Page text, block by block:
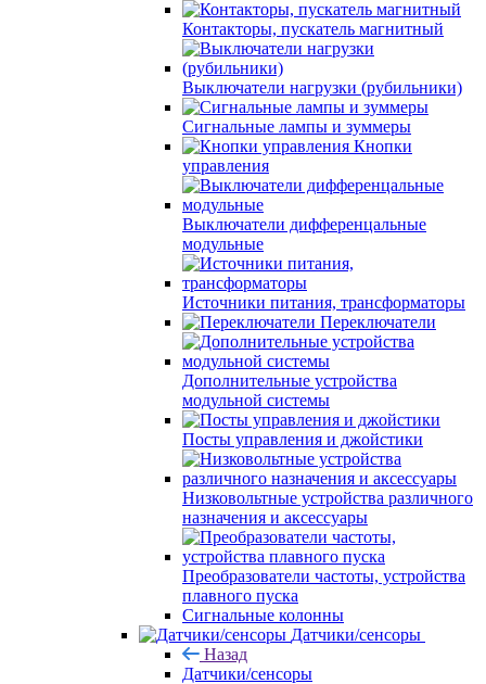
Контакторы, пускатель магнитный
Выключатели нагрузки (рубильники)
Сигнальные лампы и зуммеры
Кнопки
управления
Выключатели дифференцальные
модульные
Источники питания, трансформаторы
Переключатели
Дополнительные устройства
модульной системы
Посты управления и джойстики
Низковольтные устройства различного
назначения и аксессуары
Преобразователи частоты, устройства
плавного пуска
Сигнальные колонны
Датчики/сенсоры
Назад
Датчики/сенсоры